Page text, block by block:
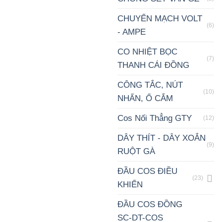
CHUYỂN MẠCH VOLT
- AMPE
(6)
CO NHIỆT BỌC
THANH CÁI ĐỒNG
(7)
CÔNG TẮC, NÚT
NHẤN, Ổ CẮM
(10)
Cos Nối Thẳng GTY (12)
DÂY THÍT - DÂY XOẮN
RUỘT GÀ
(9)
ĐẦU COS ĐIỀU
KHIỂN
(23)
ĐẦU COS ĐỒNG
SC-DT-COS